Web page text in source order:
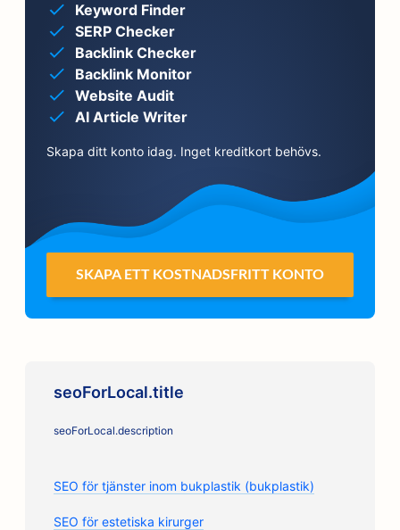
Keyword Finder
SERP Checker
Backlink Checker
Backlink Monitor
Website Audit
AI Article Writer
Skapa ditt konto idag. Inget kreditkort behövs.
SKAPA ETT KOSTNADSFRITT KONTO
seoForLocal.title
seoForLocal.description
SEO för tjänster inom bukplastik (bukplastik)
SEO för estetiska kirurger